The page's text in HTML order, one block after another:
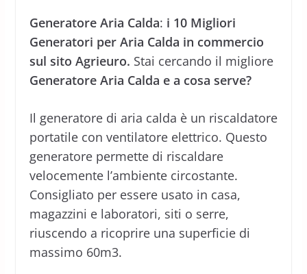
Generatore Aria Calda: i 10 Migliori
Generatori per Aria Calda in commercio
sul sito Agrieuro. Stai cercando il migliore
Generatore Aria Calda e a cosa serve?
Il generatore di aria calda è un riscaldatore
portatile con ventilatore elettrico. Questo
generatore permette di riscaldare
velocemente l’ambiente circostante.
Consigliato per essere usato in casa,
magazzini e laboratori, siti o serre,
riuscendo a ricoprire una superficie di
massimo 60m3.